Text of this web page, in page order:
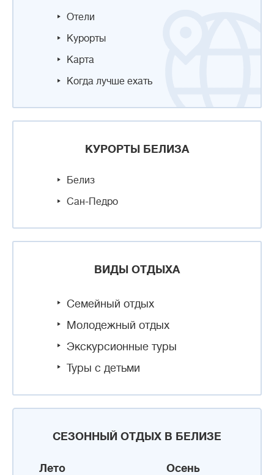
Отели
Курорты
Карта
Когда лучше ехать
КУРОРТЫ БЕЛИЗА
Белиз
Сан-Педро
ВИДЫ ОТДЫХА
Семейный отдых
Молодежный отдых
Экскурсионные туры
Туры с детьми
СЕЗОННЫЙ ОТДЫХ В БЕЛИЗЕ
Лето Осень